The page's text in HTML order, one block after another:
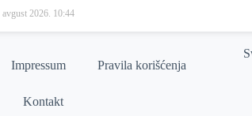
avgust 2026. 10:44
Impressum Pravila korišćenja
Kontakt